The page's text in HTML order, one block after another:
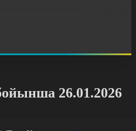
26.01.2026